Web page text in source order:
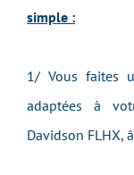
simple :
1/ Vous faites
adaptées à
Davidson FLHX,